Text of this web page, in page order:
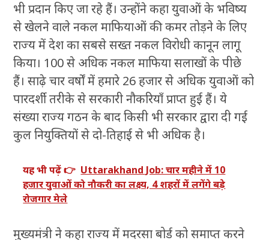
भी प्रदान किए जा रहे हैं। उन्होंने कहा युवाओं के भविष्य
से खेलने वाले नकल माफियाओं की कमर तोड़ने के लिए
राज्य में देश का सबसे सख्त नकल विरोधी कानून लागू
किया। 100 से अधिक नकल माफिया सलाखों के पीछे
हैं। साढ़े चार वर्षों में हमारे 26 हजार से अधिक युवाओं को
पारदर्शी तरीके से सरकारी नौकरियाँ प्राप्त हुई हैं। ये
संख्या राज्य गठन के बाद किसी भी सरकार द्वारा दी गई
कुल नियुक्तियों से दो-तिहाई से भी अधिक है।
यह भी पढ़ें 👉 Uttarakhand Job: चार महीने में 10
हजार युवाओं को नौकरी का लक्ष्य, 4 शहरों में लगेंगे बड़े
रोजगार मेले
मुख्यमंत्री ने कहा राज्य में मदरसा बोर्ड को समाप्त करने